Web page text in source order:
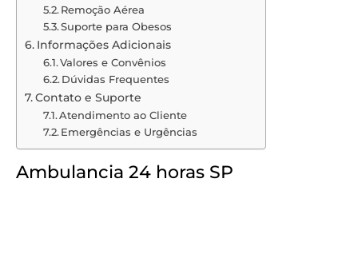
Remoção Aérea
Suporte para Obesos
Informações Adicionais
Valores e Convênios
Dúvidas Frequentes
Contato e Suporte
Atendimento ao Cliente
Emergências e Urgências
Ambulancia 24 horas SP